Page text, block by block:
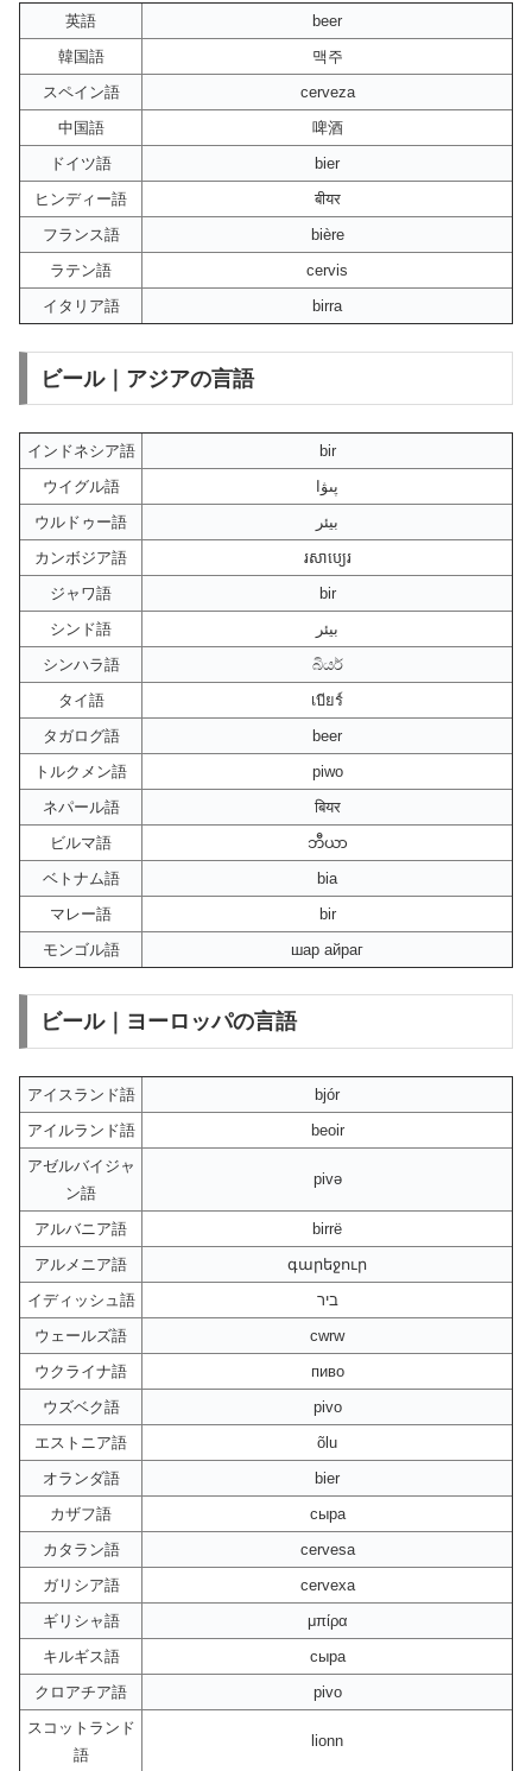
英語
beer
韓国語
맥주
スペイン語
cerveza
中国語
啤酒
ドイツ語
bier
ヒンディー語
बीयर
フランス語
bière
ラテン語
cervis
イタリア語
birra
ビール｜アジアの言語
インドネシア語
bir
ウイグル語
پىۋا
ウルドゥー語
بیئر
カンボジア語
រសាប្យេរ
ジャワ語
bir
シンド語
بيئر
シンハラ語
බියර්
タイ語
เบียร์
タガログ語
beer
トルクメン語
piwo
ネパール語
बियर
ビルマ語
ဘီယာ
ベトナム語
bia
マレー語
bir
モンゴル語
шар айраг
ビール｜ヨーロッパの言語
アイスランド語
bjór
アイルランド語
beoir
アゼルバイジャ
ン語
pivə
アルバニア語
birrë
アルメニア語
գարեջուր
イディッシュ語
ביר
ウェールズ語
cwrw
ウクライナ語
пиво
ウズベク語
pivo
エストニア語
õlu
オランダ語
bier
カザフ語
сыра
カタラン語
cervesa
ガリシア語
cervexa
ギリシャ語
μπίρα
キルギス語
сыра
クロアチア語
pivo
スコットランド
語
lionn